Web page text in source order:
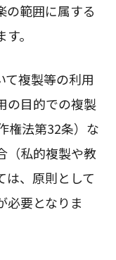
の範囲に属する
。
て複製等の利用
の目的での複製
権法第32条）な
（私的複製や教
は、原則として
必要となりま